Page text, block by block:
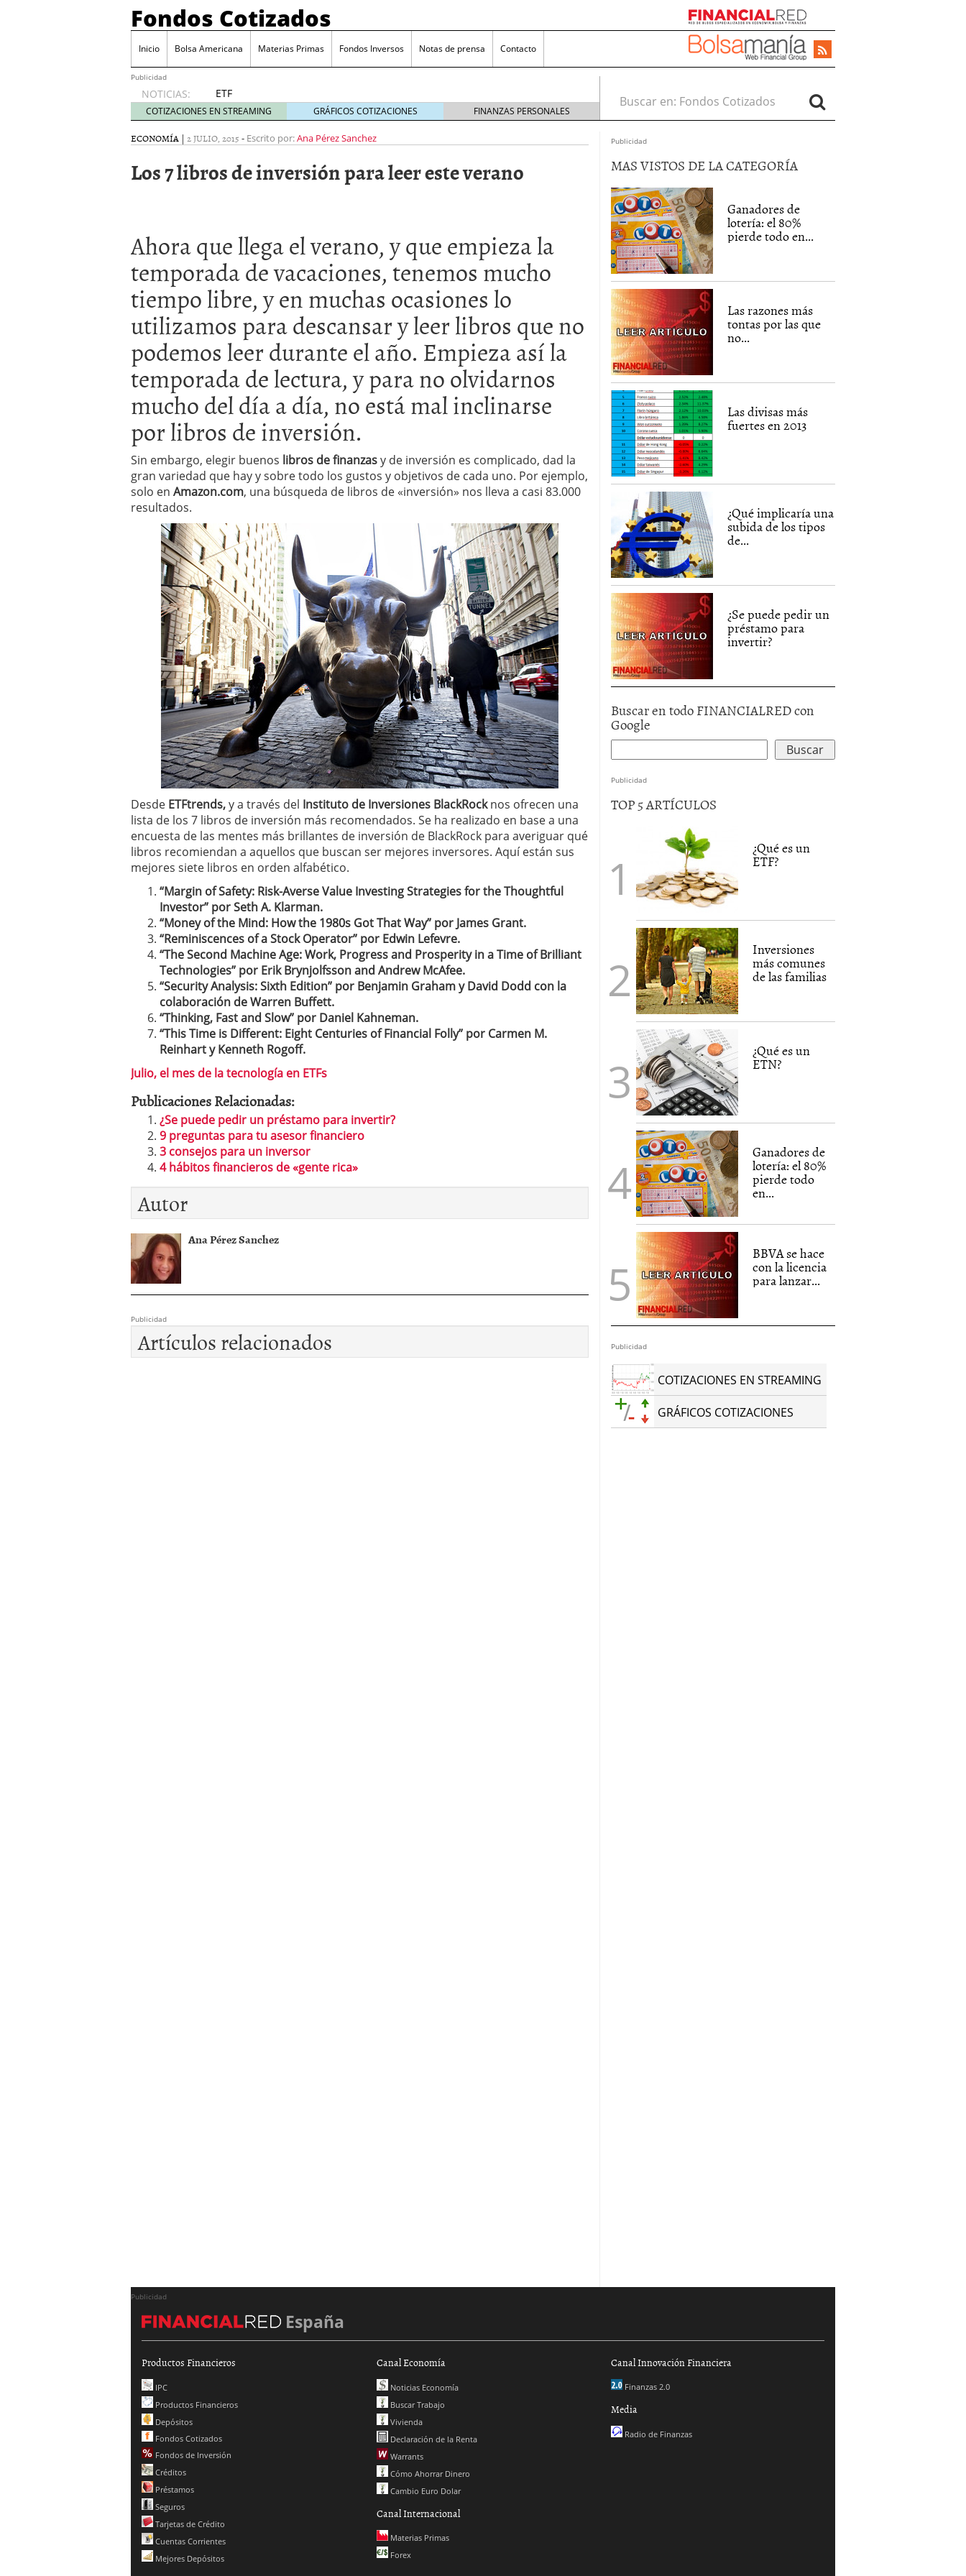
Fondos Cotizados
Inicio Bolsa Americana Materias Primas Fondos Inversos Notas de prensa Contacto
Publicidad
NOTICIAS:
ETF
activos:
el
producto
crece en
Europa y
inversor
español
febrero
28, 2026
ETF activos: el producto que más crece en Europa y que empieza a llegar al
inversor español febrero 23, 2026
ETF de defensa, industriales y renta variable europea: las apuestas que
marcaron 2025 y siguen vivas en 2026
ETF o fondo indexado en España: la eterna pregunta tiene respuesta
(depende de ti) febrero 16, 2026
Enero de 2026 rompe todos los registros: 55.900 millones en un solo mes
febrero 8, 2026
COTIZACIONES EN STREAMING GRÁFICOS COTIZACIONES FINANZAS PERSONALES
Buscar en:
ECONOMÍA | 2 JULIO, 2015 - Escrito por:Ana Pérez Sanchez
Los 7 libros de inversión para leer este verano
Ahora que llega el verano, y que empieza la
temporada de vacaciones, tenemos mucho
tiempo libre, y en muchas ocasiones lo
utilizamos para descansar y leer libros que no
podemos leer durante el año. Empieza así la
temporada de lectura, y para no olvidarnos
mucho del día a día, no está mal inclinarse
por libros de inversión.
Sin embargo, elegir buenos libros de finanzasy de inversión es complicado, dad la
gran variedad que hay y sobre todo los gustos y objetivos de cada uno. Por ejemplo,
solo en Amazon.com, una búsqueda de libros de «inversión» nos lleva a casi 83.000
resultados.
Desde ETFtrends,y a través del Instituto de Inversiones BlackRocknos ofrecen una
lista de los 7 libros de inversión más recomendados. Se ha realizado en base a una
encuesta de las mentes más brillantes de inversión de BlackRock para averiguar qué
libros recomiendan a aquellos que buscan ser mejores inversores. Aquí están sus
mejores siete libros en orden alfabético.
“Margin of Safety: Risk-Averse Value Investing Strategies for the Thoughtful
Investor” por Seth A. Klarman.
“Money of the Mind: How the 1980s Got That Way” por James Grant.
“Reminiscences of a Stock Operator” por Edwin Lefevre.
“The Second Machine Age: Work, Progress and Prosperity in a Time of Brilliant
Technologies” por Erik Brynjolfsson and Andrew McAfee.
“Security Analysis: Sixth Edition” por Benjamin Graham y David Dodd con la
colaboración de Warren Buffett.
“Thinking, Fast and Slow” por Daniel Kahneman.
“This Time is Different: Eight Centuries of Financial Folly” por Carmen M.
Reinhart y Kenneth Rogoff.
Julio, el mes de la tecnología en ETFs
Publicaciones Relacionadas:
¿Se puede pedir un préstamo para invertir?
9 preguntas para tu asesor financiero
3 consejos para un inversor
4 hábitos financieros de «gente rica»
Autor
Ana Pérez Sanchez
Publicidad
Artículos relacionados
Publicidad
MAS VISTOS DE LA CATEGORÍA
Ganadores de
lotería: el 80%
pierde todo en...
Las razones más
tontas por las que
no...
Las divisas más
fuertes en 2013
¿Qué implicaría una
subida de los tipos
de...
¿Se puede pedir un
préstamo para
invertir?
Buscar en todo FINANCIALRED con
Google
Publicidad
TOP 5 ARTÍCULOS
¿Qué es un
ETF?
Inversiones
más comunes
de las familias
¿Qué es un
ETN?
Ganadores de
lotería: el 80%
pierde todo
en...
BBVA se hace
con la licencia
para lanzar...
Publicidad
COTIZACIONES EN STREAMING
GRÁFICOS COTIZACIONES
Publicidad
España
Productos Financieros
IPC
Productos Financieros
Depósitos
Fondos Cotizados
Fondos de Inversión
Créditos
Préstamos
Seguros
Tarjetas de Crédito
Cuentas Corrientes
Mejores Depósitos
Canal Economía
Noticias Economía
Buscar Trabajo
Vivienda
Declaración de la Renta
Warrants
Cómo Ahorrar Dinero
Cambio Euro Dolar
Canal Internacional
Materias Primas
Forex
Canal Innovación Financiera
Finanzas 2.0
Media
Radio de Finanzas